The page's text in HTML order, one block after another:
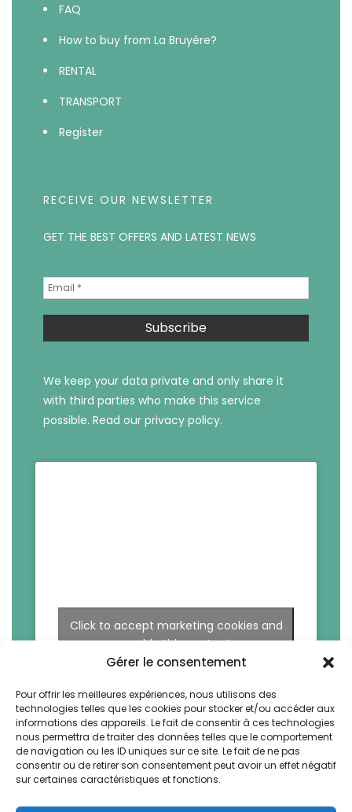
Gérer le consentement
Pour offrir les meilleures expériences, nous utilisons des
technologies telles que les cookies pour stocker et/ou accéder aux
informations des appareils. Le fait de consentir à ces technologies
nous permettra de traiter des données telles que le comportement
de navigation ou les ID uniques sur ce site. Le fait de ne pas
consentir ou de retirer son consentement peut avoir un effet négatif
sur certaines caractéristiques et fonctions.
FAQ
How to buy from La Bruyère?
RENTAL
TRANSPORT
Register
RECEIVE OUR NEWSLETTER
GET THE BEST OFFERS AND LATEST NEWS
We keep your data private and only share it
with third parties who make this service
possible. Read our privacy policy.
Click to accept marketing cookies and
enable this content